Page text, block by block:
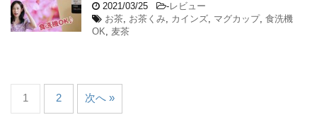
2021/03/25 -レビュー
お茶, お茶くみ, カインズ, マグカップ, 食洗機
OK, 麦茶
1 2 次へ »